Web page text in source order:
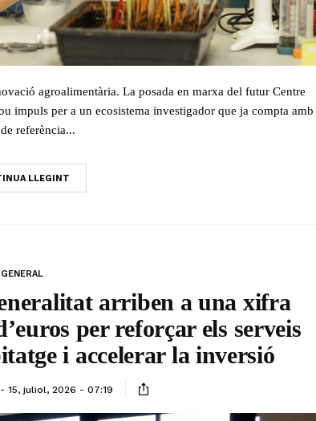
agroalimentària. La posada en marxa del futur Centre
impuls per a un ecosistema investigador que ja compta amb
referència...
LLEGINT
GENERAL
arriben a una xifra
per reforçar els serveis
i accelerar la inversió
15, juliol, 2026 - 07:19